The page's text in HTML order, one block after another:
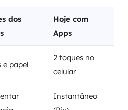
dos
Hoje com
Apps
e papel
2 toques no
celular
Instantâneo